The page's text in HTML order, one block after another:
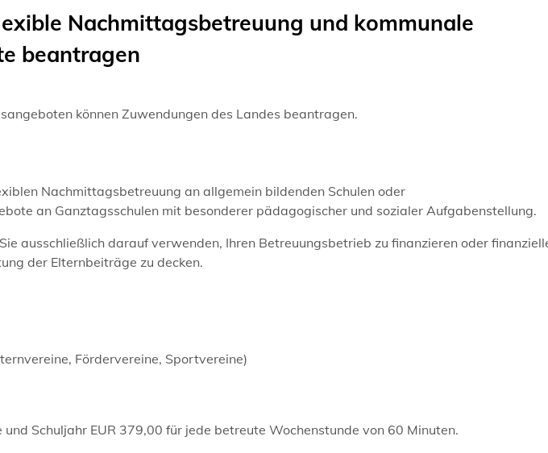
Nachmittagsbetreuung und kommunale
beantragen
können Zuwendungen des Landes beantragen.
Nachmittagsbetreuung an allgemein bildenden Schulen oder
an Ganztagsschulen mit besonderer pädagogischer und sozialer Aufgabenstellung.
ausschließlich darauf verwenden, Ihren Betreuungsbetrieb zu finanzieren oder
der Elternbeiträge zu decken.
Fördervereine, Sportvereine)
Schuljahr EUR 379,00 für jede betreute Wochenstunde von 60 Minuten.